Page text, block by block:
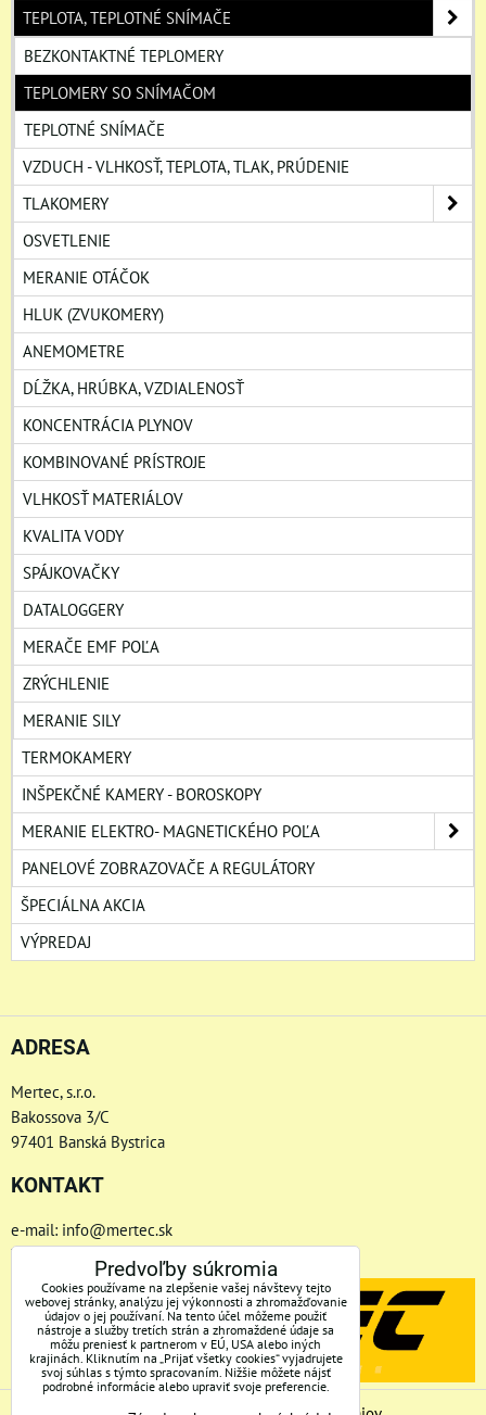
TEPLOTA, TEPLOTNÉ SNÍMAČE
BEZKONTAKTNÉ TEPLOMERY
TEPLOMERY SO SNÍMAČOM
TEPLOTNÉ SNÍMAČE
VZDUCH - VLHKOSŤ, TEPLOTA, TLAK, PRÚDENIE
TLAKOMERY
OSVETLENIE
MERANIE OTÁČOK
HLUK (ZVUKOMERY)
ANEMOMETRE
DĹŽKA, HRÚBKA, VZDIALENOSŤ
KONCENTRÁCIA PLYNOV
KOMBINOVANÉ PRÍSTROJE
VLHKOSŤ MATERIÁLOV
KVALITA VODY
SPÁJKOVAČKY
DATALOGGERY
MERAČE EMF POĽA
ZRÝCHLENIE
MERANIE SILY
TERMOKAMERY
INŠPEKČNÉ KAMERY - BOROSKOPY
MERANIE ELEKTRO- MAGNETICKÉHO POĽA
PANELOVÉ ZOBRAZOVAČE A REGULÁTORY
ŠPECIÁLNA AKCIA
VÝPREDAJ
ADRESA
Mertec, s.r.o.
Bakossova 3/C
97401 Banská Bystrica
KONTAKT
e-mail: info@mertec.sk
Telefón: +421 48-4800 791
Predvoľby súkromia
Cookies používame na zlepšenie vašej návštevy tejto
webovej stránky, analýzu jej výkonnosti a zhromažďovanie
údajov o jej používaní. Na tento účel môžeme použiť
nástroje a služby tretích strán a zhromaždené údaje sa
môžu preniesť k partnerom v EÚ, USA alebo iných
krajinách. Kliknutím na „Prijať všetky cookies“ vyjadrujete
svoj súhlas s týmto spracovaním. Nižšie môžete nájsť
podrobné informácie alebo upraviť svoje preferencie.